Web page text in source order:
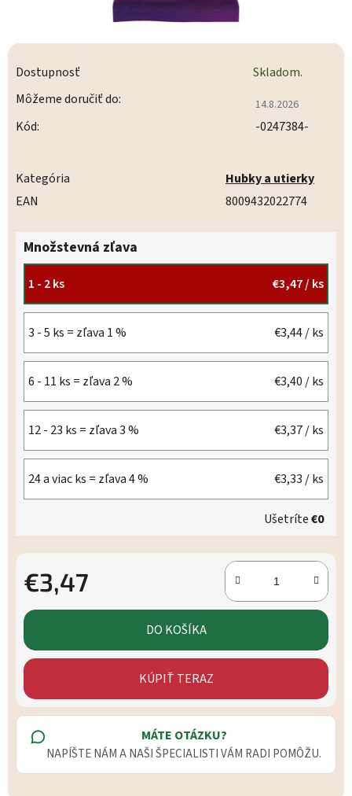
Dostupnosť
Skladom.
Môžeme doručiť do:
14.8.2026
Kód: -0247384-
Kategória
Hubky a utierky
EAN
8009432022774
Množstevná zľava
1 - 2 ks €3,47/ ks
3 - 5 ks = zľava 1 % €3,44/ ks
6 - 11 ks = zľava 2 % €3,40 / ks
12 - 23 ks = zľava 3 % €3,37/ ks
24 a viac ks = zľava 4 % €3,33 / ks
Ušetríte€0
€3,47
Jednotková cena:
DO KOŠÍKA
KÚPIŤ TERAZ
MÁTE OTÁZKU?
NAPÍŠTE NÁM A NAŠI ŠPECIALISTI VÁM RADI POMÔŽU.